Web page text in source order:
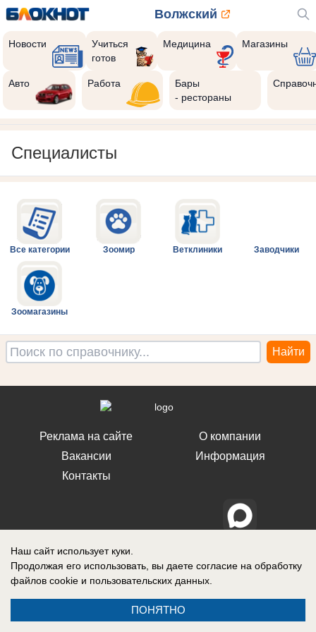
Волжский
Новости
Учиться
готов
Медицина Магазины
Авто Работа
Бары
- рестораны
Специалисты
Все категории Зоомир Ветклиники Заводчики
Зоомагазины
Реклама на сайте
Вакансии
Контакты
О компании
Информация
Свидетельство о регистрации СМИ: Эл № ФС 77-76240, выдано
Федеральной службой по надзору в сфере связи, информационных
технологий и массовых коммуникаций (Роскомнадзор) 19 июля 2019 г.
Наш сайт использует куки.
Продолжая его использовать, вы даете согласие на обработку
файлов cookie и пользовательских данных.
ПОНЯТНО